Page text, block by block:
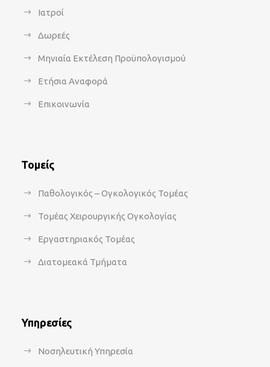
Ιατροί
Δωρεές
Μηνιαία Εκτέλεση Προϋπολογισμού
Ετήσια Αναφορά
Επικοινωνία
Τομείς
Παθολογικός – Ογκολογικός Τομέας
Τομέας Χειρουργικής Ογκολογίας
Εργαστηριακός Τομέας
Διατομεακά Τμήματα
Υπηρεσίες
Νοσηλευτική Υπηρεσία